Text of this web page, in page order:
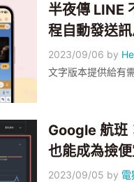
半夜傳 LINE
程自動發送
2023/09/06 by
文字版本提供給有
Google 航班
也能成為撿
2023/09/05 by 電